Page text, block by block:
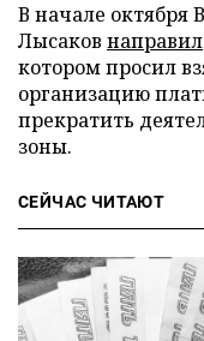
В начале октября
Лысаков направил
котором просил
организацию
прекратить
зоны.
СЕЙЧАС ЧИТАЮТ